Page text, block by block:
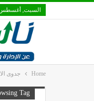
السبت, أغسطس 8,
Home جدوى
Tag